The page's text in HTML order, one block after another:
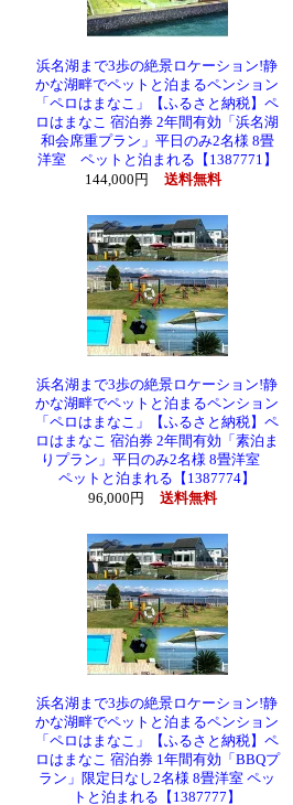
浜名湖まで3歩の絶景ロケーション!静
かな湖畔でペットと泊まるペンション
「ペロはまなこ」【ふるさと納税】ペ
ロはまなこ 宿泊券 2年間有効「浜名湖
和会席重プラン」平日のみ2名様 8畳
洋室 ペットと泊まれる【1387771】
144,000円
送料無料
浜名湖まで3歩の絶景ロケーション!静
かな湖畔でペットと泊まるペンション
「ペロはまなこ」【ふるさと納税】ペ
ロはまなこ 宿泊券 2年間有効「素泊ま
りプラン」平日のみ2名様 8畳洋室
ペットと泊まれる【1387774】
96,000円
送料無料
浜名湖まで3歩の絶景ロケーション!静
かな湖畔でペットと泊まるペンション
「ペロはまなこ」【ふるさと納税】ペ
ロはまなこ 宿泊券 1年間有効「BBQプ
ラン」限定日なし2名様 8畳洋室 ペッ
トと泊まれる【1387777】